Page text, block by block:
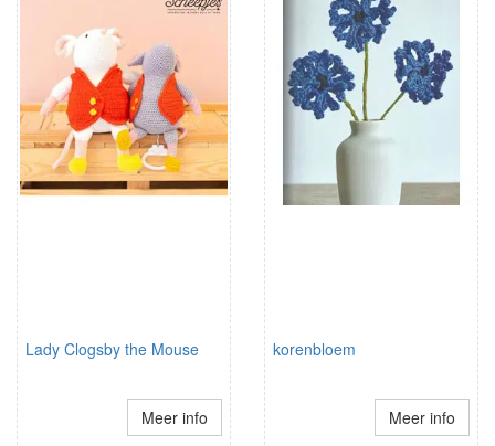
Lady Clogsby the Mouse
Meer info
korenbloem
Meer info